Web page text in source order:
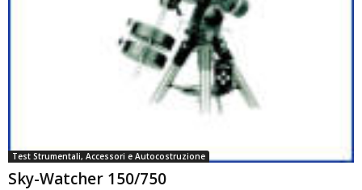
Test Strumentali, Accessori e Autocostruzione
Sky-Watcher 150/750